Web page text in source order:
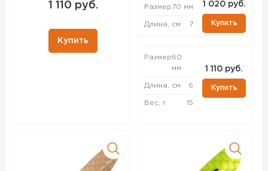
1 110 руб.
Купить
Размер70 мм
Длина, см 7
1 020 руб.
Купить
Размер60
мм
Длина, см 6
Вес, г 15
1 110 руб.
Купить